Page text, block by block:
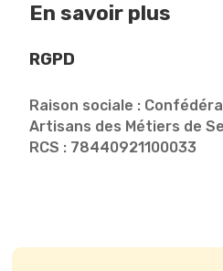
En savoir plus
RGPD
Raison sociale :
Artisans des Métiers de
RCS : 78440921100033